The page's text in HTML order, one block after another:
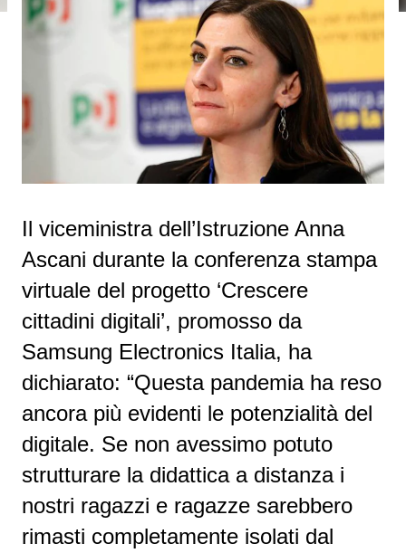
Il viceministra dell’Istruzione Anna
Ascani durante la conferenza stampa
virtuale del progetto ‘Crescere
cittadini digitali’, promosso da
Samsung Electronics Italia, ha
dichiarato: “Questa pandemia ha reso
ancora più evidenti le potenzialità del
digitale. Se non avessimo potuto
strutturare la didattica a distanza i
nostri ragazzi e ragazze sarebbero
rimasti completamente isolati dal